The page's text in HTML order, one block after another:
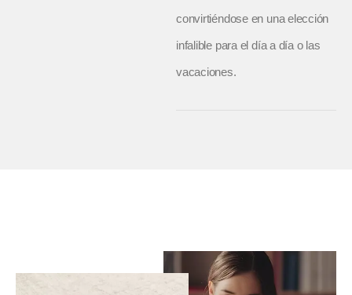
convirtiéndose en una elección
infalible para el día a día o las
vacaciones.